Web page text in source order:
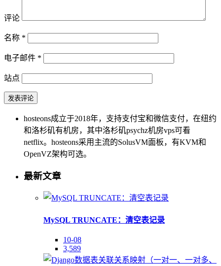
评论
名称 *
电子邮件 *
站点
hosteons成立于2018年，支持支付宝和微信支付，在纽约
和洛杉矶有机房，其中洛杉矶psychz机房vps可看
netflix。hosteons采用主流的SolusVM面板，有KVM和
OpenVZ架构可选。
最新文章
MySQL TRUNCATE：清空表记录
10-08
3,589